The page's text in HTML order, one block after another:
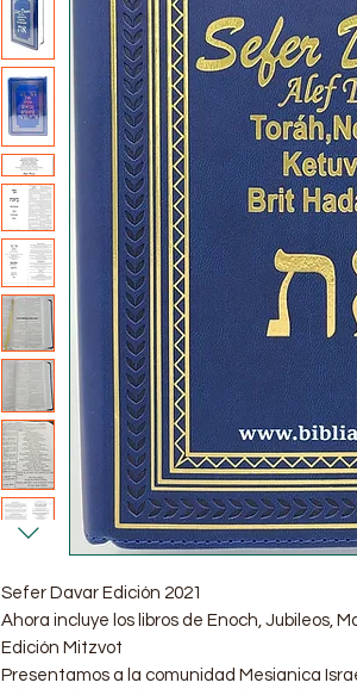
Sefer Davar Edición 2021
Ahora incluye los libros de Enoch, Jubileos,
Edición Mitzvot
Presentamos a la comunidad Mesianica